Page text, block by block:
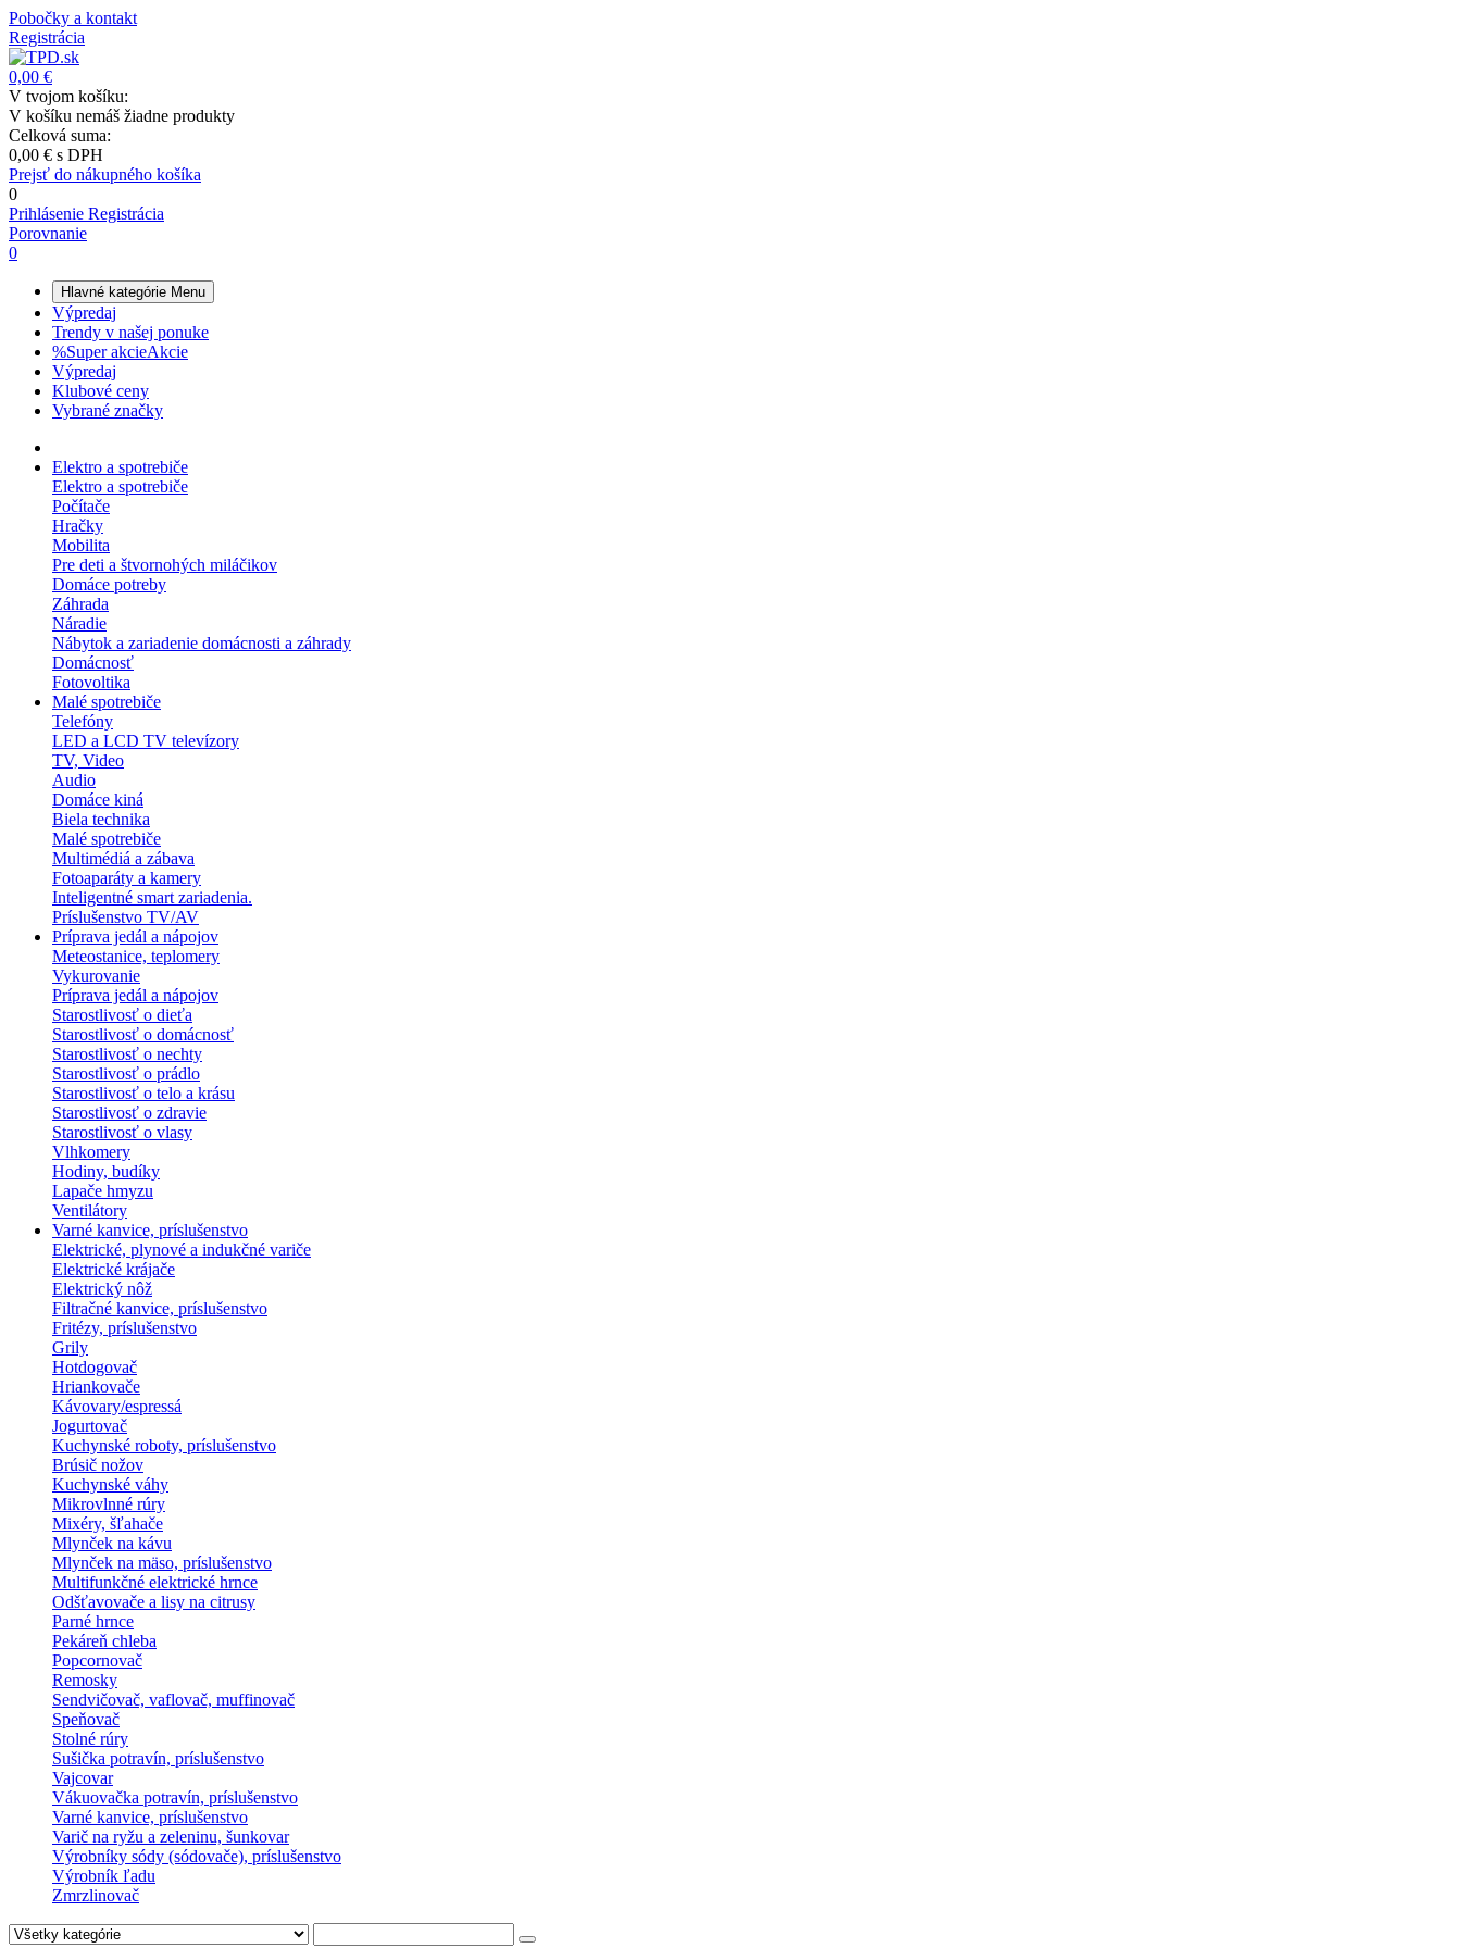
Pobočky a kontakt
Registrácia
0,00 €
V tvojom košíku:
V košíku nemáš žiadne produkty
Celková suma:
0,00 € s DPH
Prejsť do nákupného košíka
0
Prihlásenie Registrácia
Porovnanie
0
Hlavné kategórie Menu
Výpredaj
Trendy v našej ponuke
%Super akcieAkcie
Výpredaj
Klubové ceny
Vybrané značky
Elektro a spotrebiče
Elektro a spotrebiče
Počítače
Hračky
Mobilita
Pre deti a štvornohých miláčikov
Domáce potreby
Záhrada
Náradie
Nábytok a zariadenie domácnosti a záhrady
Domácnosť
Fotovoltika
Malé spotrebiče
Telefóny
LED a LCD TV televízory
TV, Video
Audio
Domáce kiná
Biela technika
Malé spotrebiče
Multimédiá a zábava
Fotoaparáty a kamery
Inteligentné smart zariadenia.
Príslušenstvo TV/AV
Príprava jedál a nápojov
Meteostanice, teplomery
Vykurovanie
Príprava jedál a nápojov
Starostlivosť o dieťa
Starostlivosť o domácnosť
Starostlivosť o nechty
Starostlivosť o prádlo
Starostlivosť o telo a krásu
Starostlivosť o zdravie
Starostlivosť o vlasy
Vlhkomery
Hodiny, budíky
Lapače hmyzu
Ventilátory
Varné kanvice, príslušenstvo
Elektrické, plynové a indukčné variče
Elektrické krájače
Elektrický nôž
Filtračné kanvice, príslušenstvo
Fritézy, príslušenstvo
Grily
Hotdogovač
Hriankovače
Kávovary/espressá
Jogurtovač
Kuchynské roboty, príslušenstvo
Brúsič nožov
Kuchynské váhy
Mikrovlnné rúry
Mixéry, šľahače
Mlynček na kávu
Mlynček na mäso, príslušenstvo
Multifunkčné elektrické hrnce
Odšťavovače a lisy na citrusy
Parné hrnce
Pekáreň chleba
Popcornovač
Remosky
Sendvičovač, vaflovač, muffinovač
Speňovač
Stolné rúry
Sušička potravín, príslušenstvo
Vajcovar
Vákuovačka potravín, príslušenstvo
Varné kanvice, príslušenstvo
Varič na ryžu a zeleninu, šunkovar
Výrobníky sódy (sódovače), príslušenstvo
Výrobník ľadu
Zmrzlinovač